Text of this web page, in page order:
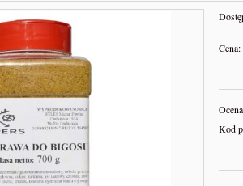
Cena:
Kod